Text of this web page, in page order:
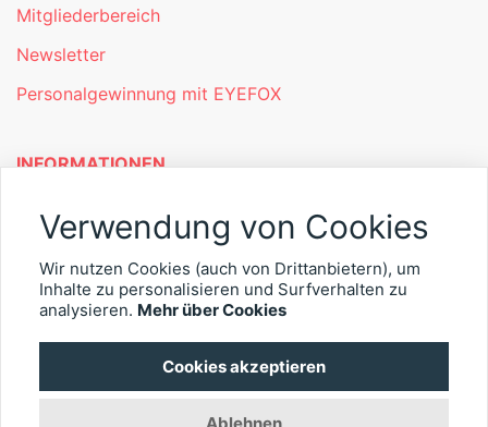
Mitgliederbereich
Newsletter
Personalgewinnung mit EYEFOX
INFORMATIONEN
Was ist EYEFOX – Ihre Möglichkeiten
Kontakt
Verwendung von Cookies
Wir nutzen Cookies (auch von Drittanbietern), um
Inhalte zu personalisieren und Surfverhalten zu
analysieren. Mehr über Cookies
Cookies akzeptieren